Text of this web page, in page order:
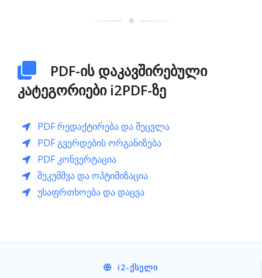
✧
PDF-ის დაკავშირებული
კატეგორიები i2PDF-ზე
PDF რედაქტირება და შეცვლა
PDF გვერდების ორგანიზება
PDF კონვერტაცია
შეკუმშვა და ოპტიმიზაცია
უსაფრთხოება და დაცვა
i2-ᲥᲡᲔᲚᲘ